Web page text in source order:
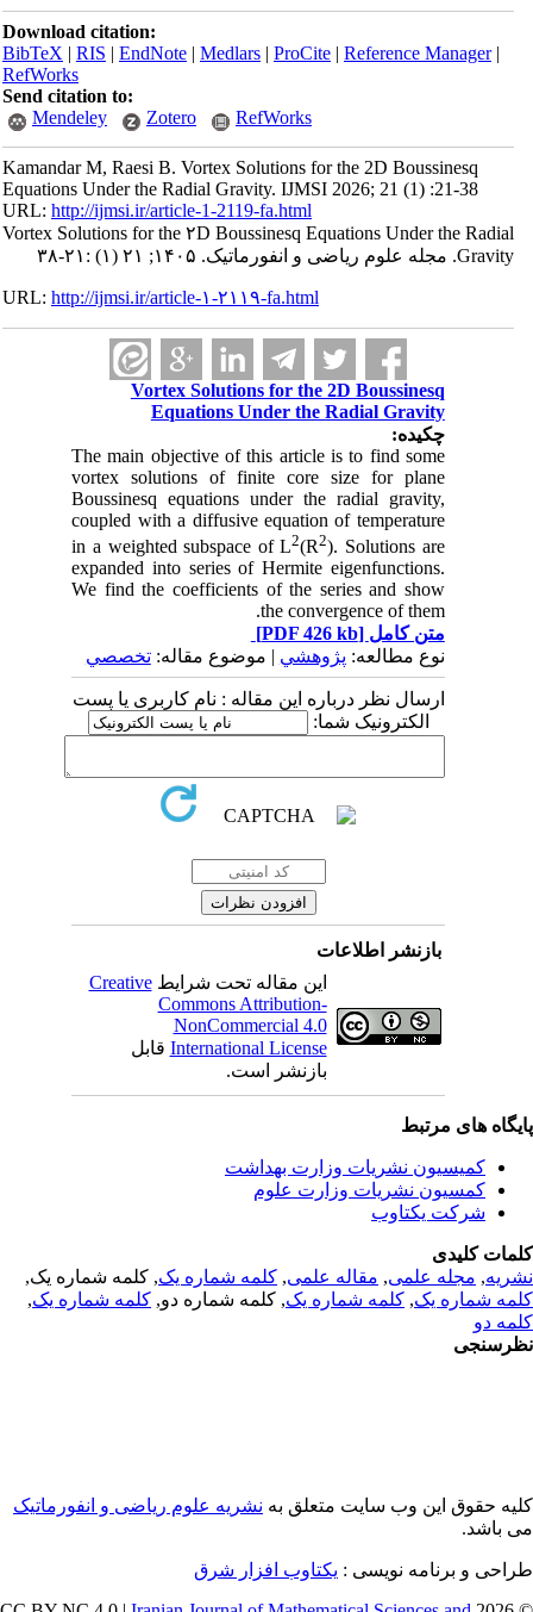
Download citation:
BibTeX|RIS|EndNote|Medlars|ProCite|Reference Manager
RefWorks
Send citation to:
Mendeley
Zotero RefWorks
Kamandar M, Raesi B. Vortex Solutions for the 2D Boussinesq
Equations Under the Radial Gravity. IJMSI 2026; 21 (1) :21-38
URL:http://ijmsi.ir/article-1-2119-fa.html
Vortex Solutions for the ۲D Boussinesq Equations Under the Radial
Gravity. مجله علوم ریاضی و انفورماتیک. ۱۴۰۵; ۲۱ (۱) :۲۱-۳۸
URL:http://ijmsi.ir/article-۱-۲۱۱۹-fa.html
Vortex Solutions for the 2D Boussinesq
Equations Under the Radial Gravity
چکیده:
The main objective of this article is to find some
vortex solutions of finite core size for plane
Boussinesq equations under the radial gravity,
coupled with a diffusive equation of temperature
in a weighted subspace of L2(R
). Solutions are
expanded into series of Hermite eigenfunctions.
We find the coefficients of the series and show
the convergence of them.
متن کامل[PDF 426 kb]
نوع مطالعه:پژوهشي| موضوع مقاله:تخصصي
ارسال نظر درباره این مقاله : نام کاربری یا پست
الکترونیک شما:
بازنشر اطلاعات
این مقاله تحت شرایطCreative
Commons Attribution-
NonCommercial 4.0
International Licenseقابل
بازنشر است.
های مرتبط
کمیسیون نشریات وزارت بهداشت
کمسیون نشریات وزارت علوم
شرکت یکتاوب
کلیدی
,مجله علمی, مقاله علمی, کلمه شماره یک, کلمه شماره یک,
شماره یک,کلمه شماره یک, کلمه شماره دو,کلمه شماره یک,
دو
حقوق این وب سایت متعلق بهنشریه علوم ریاضی و انفورماتیک
باشد.
و برنامه نویسی : یکتاوب افزار شرق